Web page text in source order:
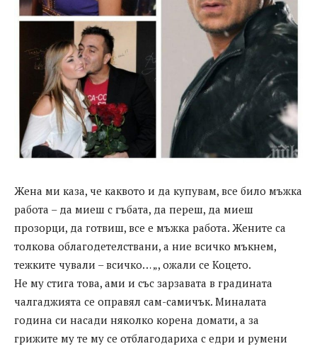
Жена ми каза, че каквото и да купувам, все било мъжка
работа – да миеш с гъбата, да переш, да миеш
прозорци, да готвиш, все е мъжка работа. Жените са
толкова облагодетелствани, а ние всичко мъкнем,
тежките чували – всичко… „, ожали се Коцето.
Не му стига това, ами и със зарзавата в градината
чалгаджията се оправял сам-самичък. Миналата
година си насади няколко корена домати, а за
грижите му те му се отблагодариха с едри и румени